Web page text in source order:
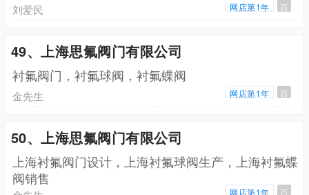
刘爱民 网店第1年 百
49、上海思氟阀门有限公司
衬氟阀门，衬氟球阀，衬氟蝶阀
金先生 网店第1年 百
50、上海思氟阀门有限公司
上海衬氟阀门设计，上海衬氟球阀生产，上海衬氟蝶
阀销售
网店第1年 百